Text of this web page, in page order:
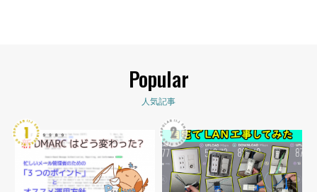
Popular
人気記事